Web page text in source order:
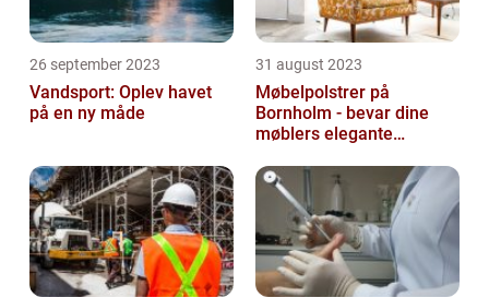
26 september 2023
Vandsport: Oplev havet
på en ny måde
31 august 2023
Møbelpolstrer på
Bornholm - bevar dine
møblers elegante